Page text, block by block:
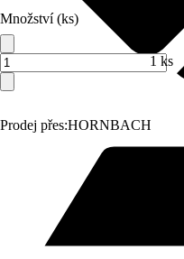
Prodej přes:HORNBACH
Množství (ks)
1 ks